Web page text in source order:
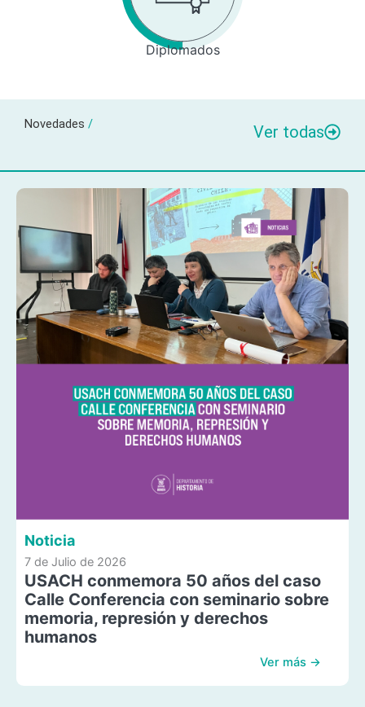
Diplomados
Novedades / Ver todas
Noticia
7 de Julio de 2026
USACH conmemora 50 años del caso
Calle Conferencia con seminario sobre
memoria, represión y derechos
humanos
Ver más →